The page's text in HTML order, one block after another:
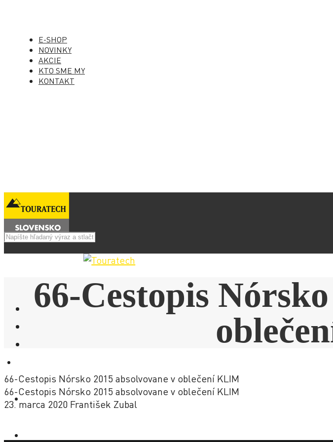
E-SHOP
NOVINKY
AKCIE
KTO SME MY
KONTAKT
Menu
NOVINKY
66-Cestopis
66-Cestopis Nórsko 2015 absolvovane v oblečení KLIM
66-Cestopis Nórsko 2015 absolvovane v oblečení KLIM
23. marca 2020 František Zubal